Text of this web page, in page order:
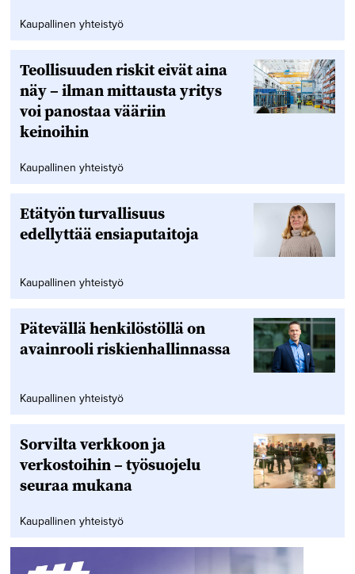
Kaupallinen yhteistyö
Teollisuuden riskit eivät aina
näy – ilman mittausta yritys
voi panostaa vääriin
keinoihin
Kaupallinen yhteistyö
Etätyön turvallisuus
edellyttää ensiaputaitoja
Kaupallinen yhteistyö
Pätevällä henkilöstöllä on
avainrooli riskienhallinnassa
Kaupallinen yhteistyö
Sorvilta verkkoon ja
verkostoihin – työsuojelu
seuraa mukana
Kaupallinen yhteistyö